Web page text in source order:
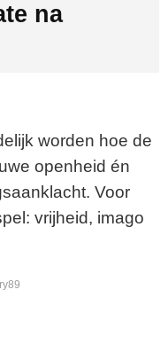
na
worden hoe de
openheid én
Voor
vrijheid, imago